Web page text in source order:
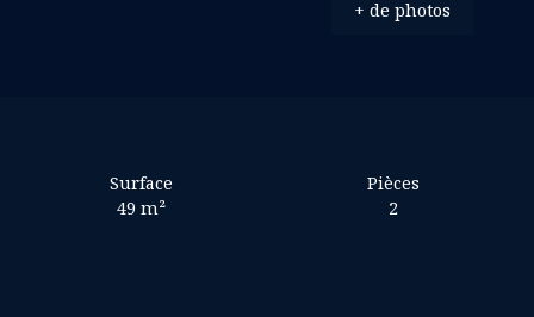
+ de photos
Surface
49 m²
Pièces
2